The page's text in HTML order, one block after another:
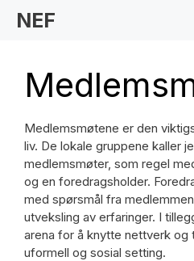
NEF
Medlemsmøtene er den
liv. De lokale gruppene kaller
medlemsmøter, som regel
og en foredragsholder.
med spørsmål fra
utveksling av erfaringer. I
arena for å knytte nettverk
uformell og sosial setting.